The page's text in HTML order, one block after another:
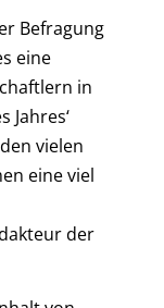
Befragung
eine
in
Jahres‘
vielen
eine viel
der